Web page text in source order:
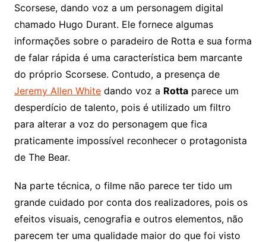
Scorsese, dando voz a um personagem digital
chamado Hugo Durant. Ele fornece algumas
informações sobre o paradeiro de Rotta e sua forma
de falar rápida é uma característica bem marcante
do próprio Scorsese. Contudo, a presença de
Jeremy Allen Whitedando voz a Rottaparece um
desperdício de talento, pois é utilizado um filtro
para alterar a voz do personagem que fica
praticamente impossível reconhecer o protagonista
de The Bear.
Na parte técnica, o filme não parece ter tido um
grande cuidado por conta dos realizadores, pois os
efeitos visuais, cenografia e outros elementos, não
parecem ter uma qualidade maior do que foi visto